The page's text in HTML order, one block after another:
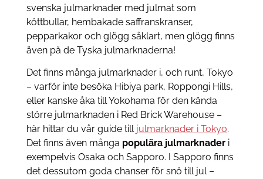
svenska julmarknader med julmat som
köttbullar, hembakade saffranskranser,
pepparkakor och glögg såklart, men glögg finns
även på de Tyska julmarknaderna!
Det finns många julmarknader i, och runt, Tokyo
– varför inte besöka Hibiya park, Roppongi Hills,
eller kanske åka till Yokohama för den kända
större julmarknaden i Red Brick Warehouse –
här hittar du vår guide till julmarknader i Tokyo.
Det finns även många populära julmarknaderi
exempelvis Osaka och Sapporo. I Sapporo finns
det dessutom goda chanser för snö till jul –